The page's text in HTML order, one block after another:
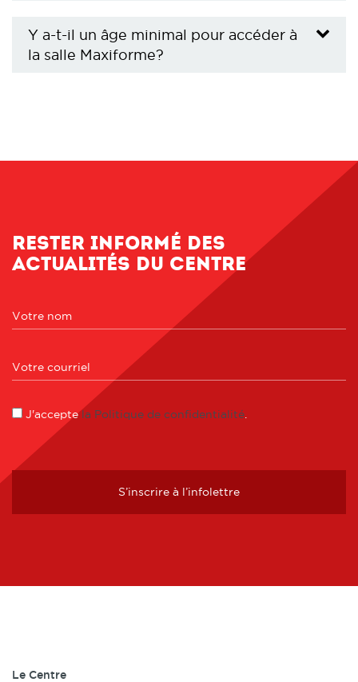
Y a-t-il un âge minimal pour accéder à
la salle Maxiforme?
Rester informé des
actualités du centre
J'acceptela Politique de confidentialité
S’inscrire à l’infolettre
Le Centre